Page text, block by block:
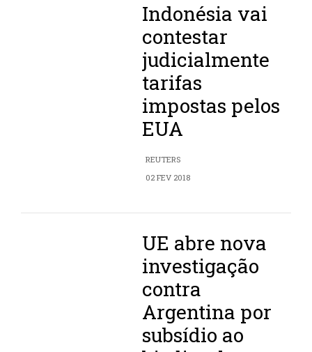
Indonésia vai
contestar
judicialmente
tarifas
impostas pelos
EUA
REUTERS
02 FEV 2018
UE abre nova
investigação
contra
Argentina por
subsídio ao